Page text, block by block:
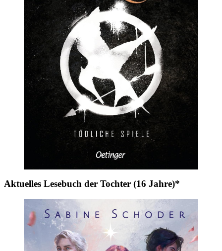
Aktuelles Lesebuch der Tochter (16 Jahre)*